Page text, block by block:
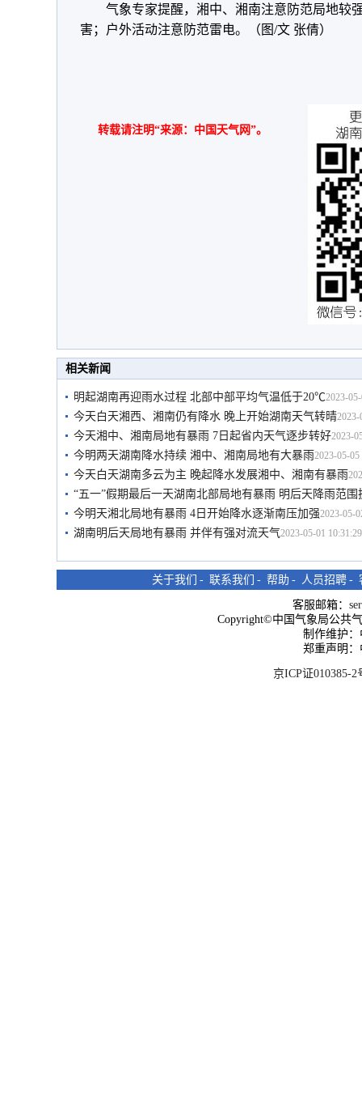
气象专家提醒，湘中、湘南注意防范局地较
害；户外活动注意防范雷电。（图/文 张倩）
转载请注明“来源：中国天气网”。
相关新闻
明起湖南再迎雨水过程 北部中部平均气温低于20℃2023-
今天白天湘西、湘南仍有降水 晚上开始湖南天气转晴2023-
今天湘中、湘南局地有暴雨 7日起省内天气逐步转好2023-
今明两天湖南降水持续 湘中、湘南局地有大暴雨2023-05-05
今天白天湖南多云为主 晚起降水发展湘中、湘南有暴雨
“五一”假期最后一天湖南北部局地有暴雨 明后天降雨范围
今明天湘北局地有暴雨 4日开始降水逐渐南压加强2023-05-
湖南明后天局地有暴雨 并伴有强对流天气2023-05-01 10:31:29
关于我们 - 联系我们 - 帮助 - 人员招聘 -
客服邮箱：
Copyright©中国气象局公共
制作维护
郑重声明
京ICP证010385-2